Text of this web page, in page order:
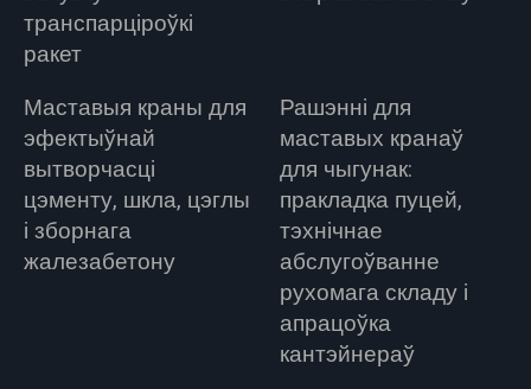
транспарціроўкі
ракет
Маставыя краны для
эфектыўнай
вытворчасці
цэменту, шкла, цэглы
і зборнага
жалезабетону
Рашэнні для
маставых кранаў
для чыгунак:
пракладка пуцей,
тэхнічнае
абслугоўванне
рухомага складу і
апрацоўка
кантэйнераў